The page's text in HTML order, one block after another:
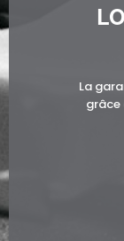
La
grâce